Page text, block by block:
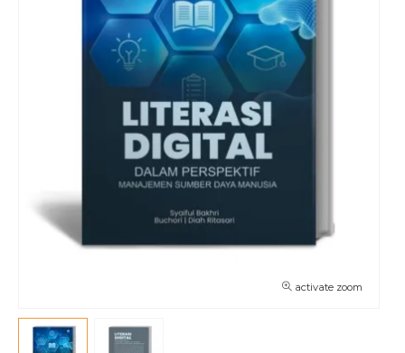
activate zoom